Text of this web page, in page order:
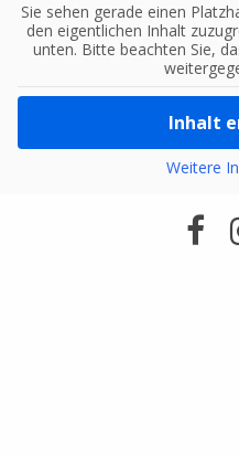
Sie sehen gerade einen
den eigentlichen Inhalt
unten. Bitte beachten Sie,
Inhalt
Weitere